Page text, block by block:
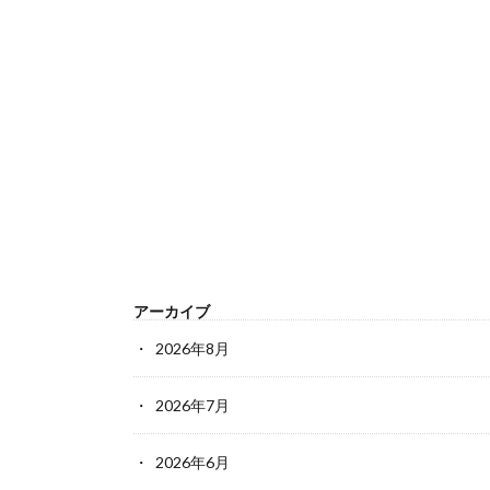
アーカイブ
2026年8月
2026年7月
2026年6月